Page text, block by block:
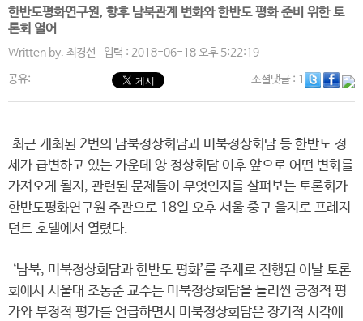
한반도평화연구원, 향후 남북관계 변화와 한반도 평화 준비 위한 토
론회 열어
Written by. 최경선 입력 : 2018-06-18 오후 5:22:19
공유: 소셜댓글: 1
최근 개최된 2번의 남북정상회담과 미북정상회담 등 한반도 정
세가 급변하고 있는 가운데 양 정상회담 이후 앞으로 어떤 변화를
가져오게 될지, 관련된 문제들이 무엇인지를 살펴보는 토론회가
한반도평화연구원 주관으로 18일 오후 서울 중구 을지로 프레지
던트 호텔에서 열렸다.
‘남북, 미북정상회담과 한반도 평화’를 주제로 진행된 이날 토론
회에서 서울대 조동준 교수는 미북정상회담을 들러싼 긍정적 평
가와 부정적 평가를 언급하면서 미북정상회담은 장기적 시각에